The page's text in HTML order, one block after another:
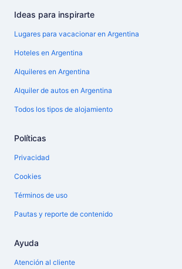
Ideas para inspirarte
Lugares para vacacionar en Argentina
Hoteles en Argentina
Alquileres en Argentina
Alquiler de autos en Argentina
Todos los tipos de alojamiento
Políticas
Privacidad
Cookies
Términos de uso
Pautas y reporte de contenido
Ayuda
Atención al cliente